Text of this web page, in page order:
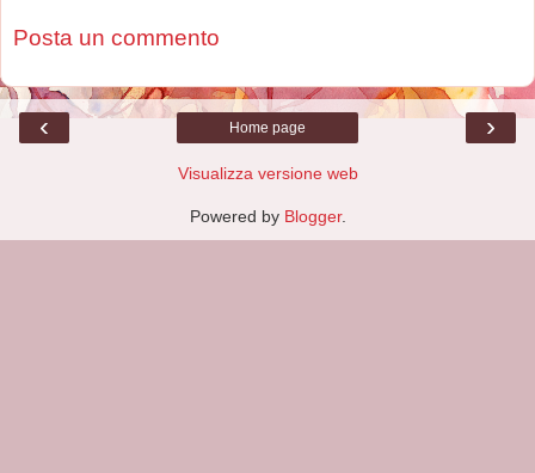
Posta un commento
‹ ›
Home page
Visualizza versione web
Powered by Blogger.